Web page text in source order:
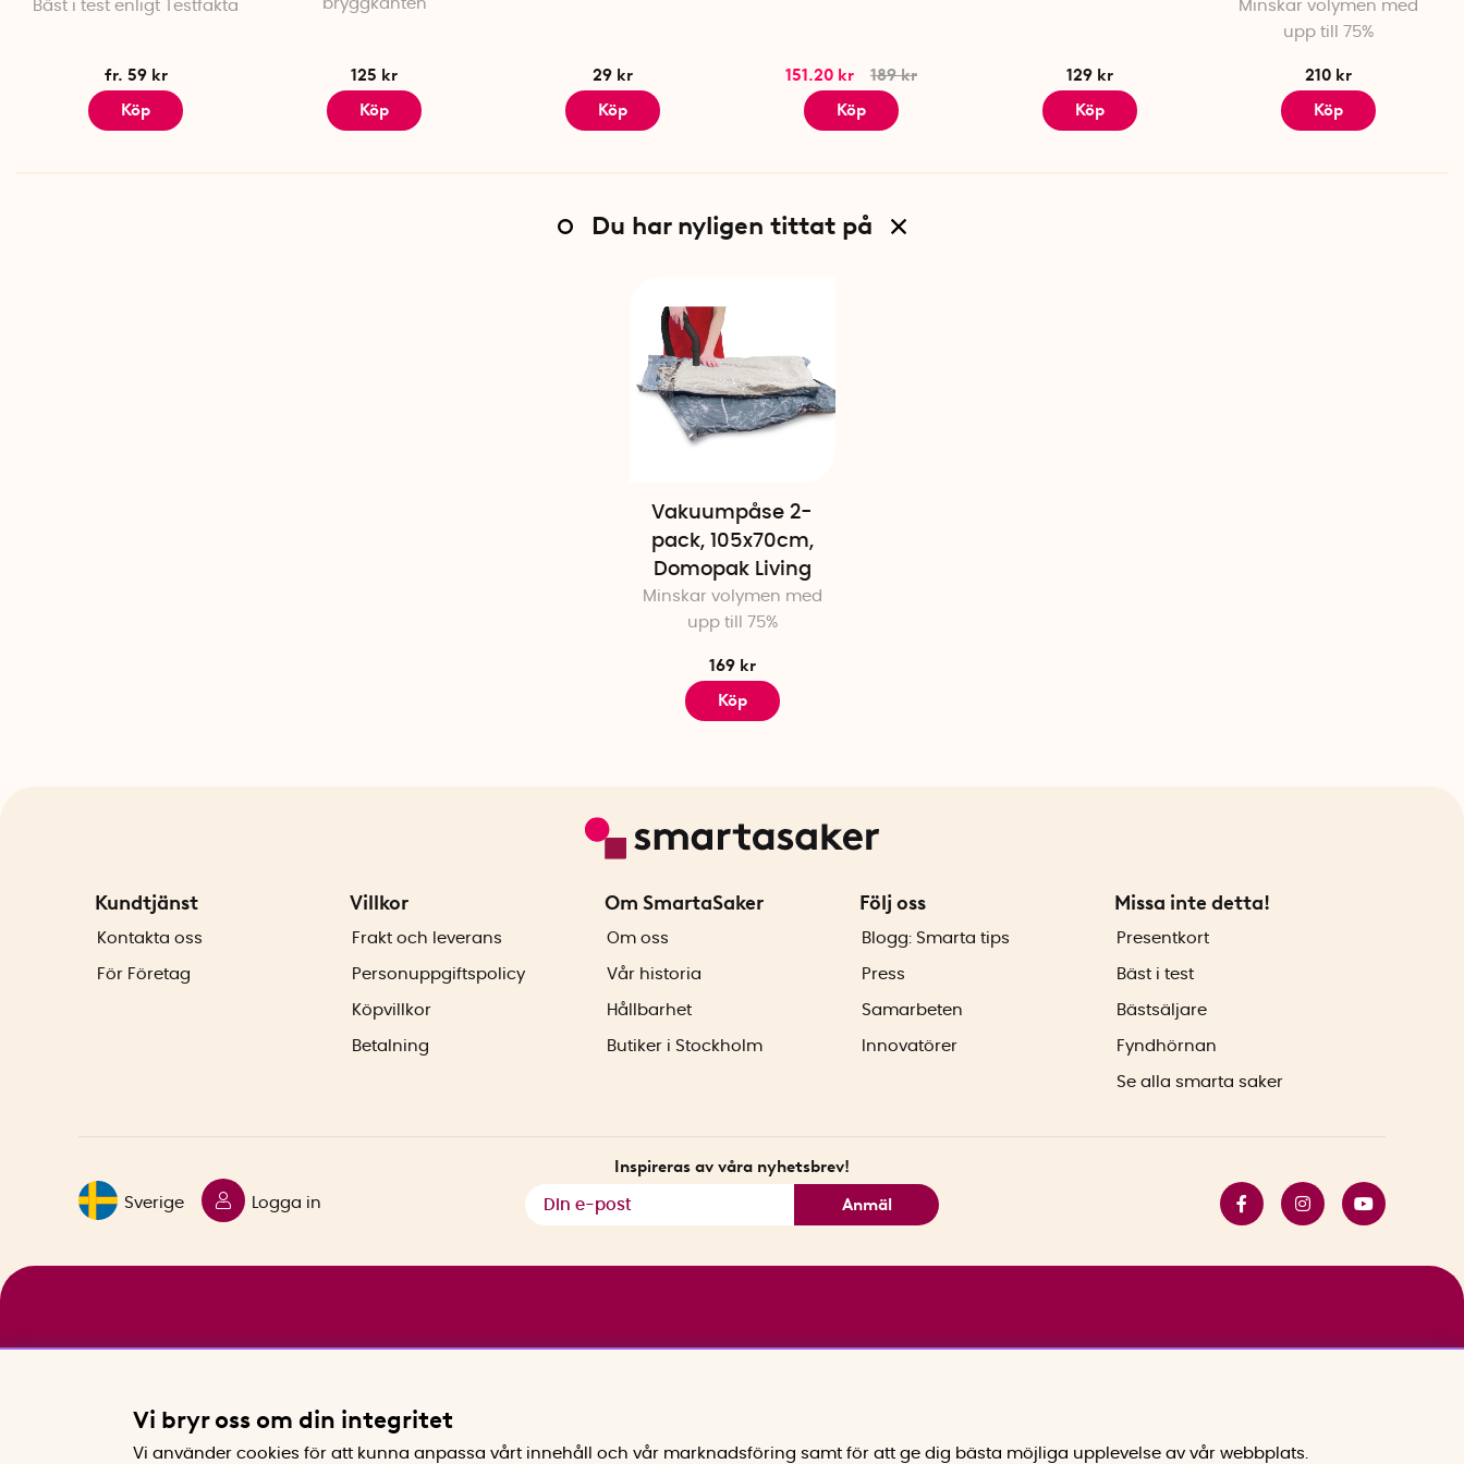
Bäst i test enligt Testfakta
fr. 59 kr
Köp
bryggkanten
125 kr
Köp
29 kr
Köp
151.20 kr
189 kr
Köp
129 kr
Köp
Minskar volymen med
upp till 75%
210 kr
Köp
Du har nyligen tittat på
Vakuumpåse 2-
pack, 105x70cm,
Domopak Living
Minskar volymen med
upp till 75%
169 kr
Köp
Kundtjänst
Kontakta oss
För Företag
Villkor
Frakt och leverans
Personuppgiftspolicy
Köpvillkor
Betalning
Om SmartaSaker
Om oss
Vår historia
Hållbarhet
Butiker i Stockholm
Följ oss
Blogg: Smarta tips
Press
Samarbeten
Innovatörer
Missa inte detta!
Presentkort
Bäst i test
Bästsäljare
Fyndhörnan
Se alla smarta saker
Sverige Logga in
Inspireras av våra nyhetsbrev!
Anmäl
Vi bryr oss om din integritet
Vi använder cookies för att kunna anpassa vårt innehåll och vår marknadsföring samt för att ge dig bästa möjliga upplevelse av vår webbplats.